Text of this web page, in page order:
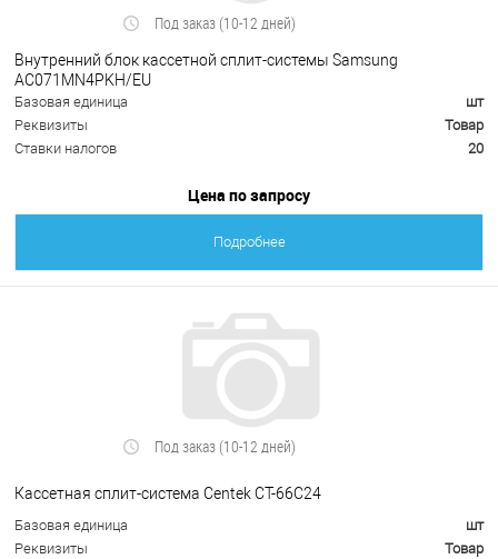
Под заказ (10-12 дней)
Внутренний блок кассетной сплит-системы Samsung
AC071MN4PKH/EU
Базовая единица
шт
Реквизиты
Товар
Ставки налогов
20
Цена по запросу
Подробнее
Под заказ (10-12 дней)
Кассетная сплит-система Centek CT-66С24
Базовая единица
шт
Реквизиты
Товар